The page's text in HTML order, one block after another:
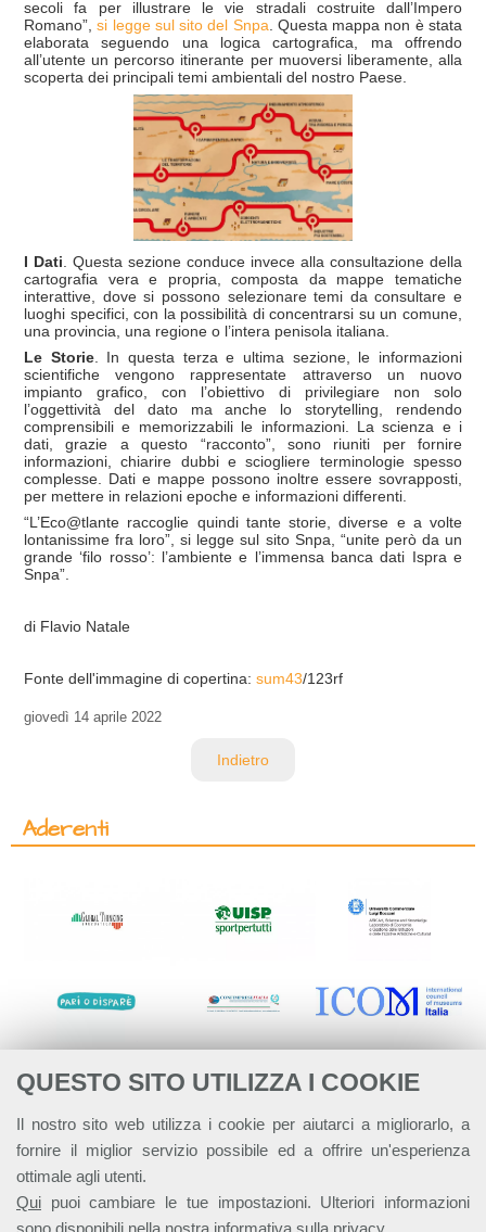
QUESTO SITO UTILIZZA I COOKIE
Il nostro sito web utilizza i cookie per aiutarci a migliorarlo, a
fornire il miglior servizio possibile ed a offrire un'esperienza
ottimale agli utenti.
Qui puoi cambiare le tue impostazioni. Ulteriori informazioni
sono disponibili nella nostra informativa sulla privacy
secoli fa per illustrare le vie stradali costruite dall’Impero
Romano”,si legge sul sito del Snpa. Questa mappa non è stata
elaborata seguendo una logica cartografica, ma offrendo
all’utente un percorso itinerante per muoversi liberamente, alla
scoperta dei principali temi ambientali del nostro Paese.
I Dati . Questa sezione conduce invece alla consultazione della
cartografia vera e propria, composta da mappe tematiche
interattive, dove si possono selezionare temi da consultare e
luoghi specifici, con la possibilità di concentrarsi su un comune,
una provincia, una regione o l’intera penisola italiana.
Le Storie. In questa terza e ultima sezione, le informazioni
scientifiche vengono rappresentate attraverso un nuovo
impianto grafico, con l’obiettivo di privilegiare non solo
l’oggettività del dato ma anche lo storytelling, rendendo
comprensibili e memorizzabili le informazioni. La scienza e i
dati, grazie a questo “racconto”, sono riuniti per fornire
informazioni, chiarire dubbi e sciogliere terminologie spesso
complesse. Dati e mappe possono inoltre essere sovrapposti,
per mettere in relazioni epoche e informazioni differenti.
“L’Eco@tlante raccoglie quindi tante storie, diverse e a volte
lontanissime fra loro”, si legge sul sito Snpa, “unite però da un
grande ‘filo rosso’: l’ambiente e l’immensa banca dati Ispra e
Snpa”.
di Flavio Natale
Fonte dell'immagine di copertina: sum43/123rf
giovedì 14 aprile 2022
Indietro
Aderenti